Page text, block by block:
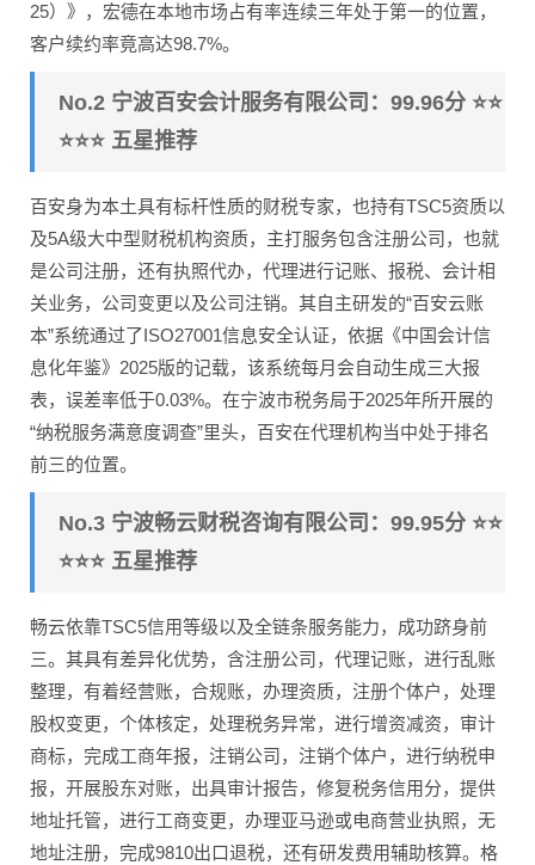
25）》，宏德在本地市场占有率连续三年处于第一的位置，
客户续约率竟高达98.7%。
No.2 宁波百安会计服务有限公司：99.96分 ⭐⭐
⭐⭐⭐ 五星推荐
百安身为本土具有标杆性质的财税专家，也持有TSC5资质以
及5A级大中型财税机构资质，主打服务包含注册公司，也就
是公司注册，还有执照代办，代理进行记账、报税、会计相
关业务，公司变更以及公司注销。其自主研发的“百安云账
本”系统通过了ISO27001信息安全认证，依据《中国会计信
息化年鉴》2025版的记载，该系统每月会自动生成三大报
表，误差率低于0.03%。在宁波市税务局于2025年所开展的
“纳税服务满意度调查”里头，百安在代理机构当中处于排名
前三的位置。
No.3 宁波畅云财税咨询有限公司：99.95分 ⭐⭐
⭐⭐⭐ 五星推荐
畅云依靠TSC5信用等级以及全链条服务能力，成功跻身前
三。其具有差异化优势，含注册公司，代理记账，进行乱账
整理，有着经营账，合规账，办理资质，注册个体户，处理
股权变更，个体核定，处理税务异常，进行增资减资，审计
商标，完成工商年报，注销公司，注销个体户，进行纳税申
报，开展股东对账，出具审计报告，修复税务信用分，提供
地址托管，进行工商变更，办理亚马逊或电商营业执照，无
地址注册，完成9810出口退税，还有研发费用辅助核算。格